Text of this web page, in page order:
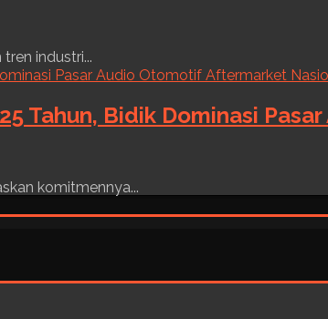
industri...
Tahun, Bidik Dominasi
komitmennya...